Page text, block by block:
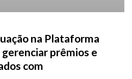
na Plataforma
prêmios e
com